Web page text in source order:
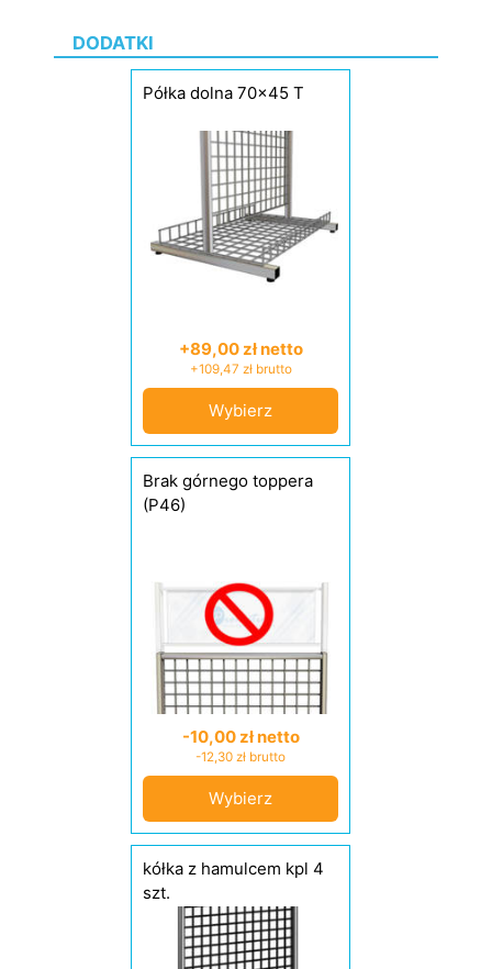
DODATKI
Półka dolna 70x45 T
+89,00 zł netto
+109,47 zł brutto
Wybierz
Brak górnego toppera
(P46)
-10,00 zł netto
-12,30 zł brutto
Wybierz
kółka z hamulcem kpl 4
szt.